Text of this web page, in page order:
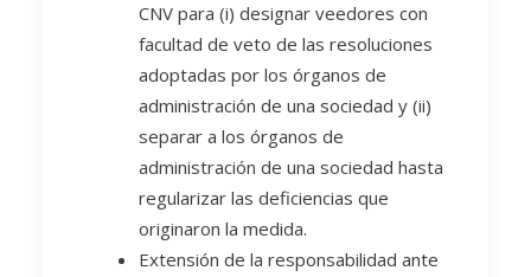
CNV para (i) designar veedores con
facultad de veto de las resoluciones
adoptadas por los órganos de
administración de una sociedad y (ii)
separar a los órganos de
administración de una sociedad hasta
regularizar las deficiencias que
originaron la medida.
Extensión de la responsabilidad ante